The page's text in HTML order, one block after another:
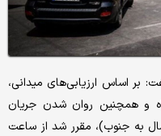
اساس ارزیابی‌های میدانی،
و همچنین روان شدن جریان
به جنوب)، مقرر شد از ساعت